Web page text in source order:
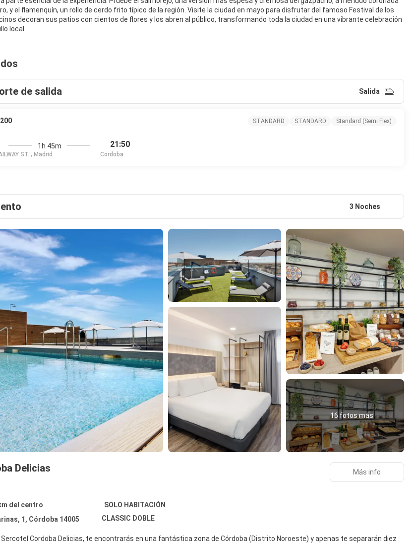
y el flamenquín, un rollo de cerdo frito típico de la región. Visite la ciudad en mayo para disfrutar del famoso Festival de los
decoran sus patios con cientos de flores y los abren al público, transformando toda la ciudad en una vibrante celebración
local.
de salida Salida
ST. , Madrid
1h 45m 21:50
Cordoba
STANDARD STANDARD Standard (Semi Flex)
3 Noches
16 fotos más
Delicias
del centro
SOLO HABITACIÓN
1, Córdoba 14005
CLASSIC DOBLE
Cordoba Delicias, te encontrarás en una fantástica zona de Córdoba (Distrito Noroeste) y apenas te separarán diez
Más info